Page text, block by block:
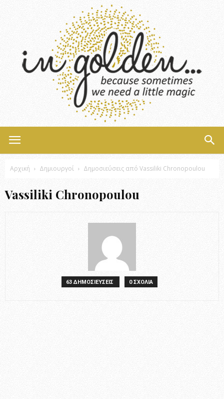
Αρχική Δημιουργοί Δημοσιεύσεις από Vassiliki Chronopoulou
Vassiliki Chronopoulou
63 ΔΗΜΟΣΙΕΥΣΕΙΣ 0 ΣΧΟΛΙΑ